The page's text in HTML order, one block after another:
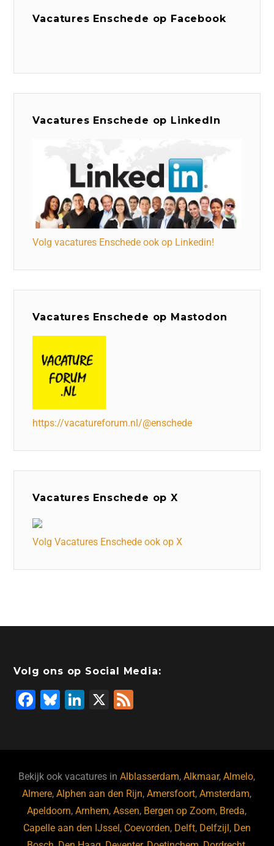
Vacatures Enschede op Facebook
Vacatures Enschede op LinkedIn
Volg vacatures Enschede ook op Linkedin!
Vacatures Enschede op Mastodon
https://vacatureforum.nl/@enschede
Vacatures Enschede op X
Volg Vacatures Enschede ook op X
Volg ons op Social Media:
F
b
o
o
k
Bl
ky
Li
dI
n
X
Bekijk ook vacatures inAlblasserdam,Alkmaar,Almelo,
Almere,Alphen aan den Rijn,Amersfoort,Amsterdam,
Apeldoorn,Arnhem,Assen, Bergen op Zoom, Breda,
Capelle aan den IJssel, Coevorden, Delft, Delfzijl, Den